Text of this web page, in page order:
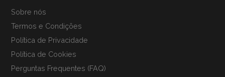
Sobre nós
Termos e Condições
Política de Privacidade
Política de Cookies
Perguntas Frequentes (FAQ)